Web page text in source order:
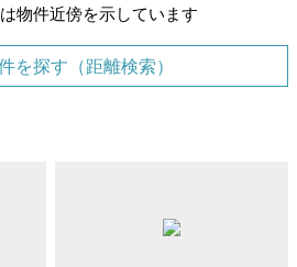
物件近傍を示しています
を探す（距離検索）